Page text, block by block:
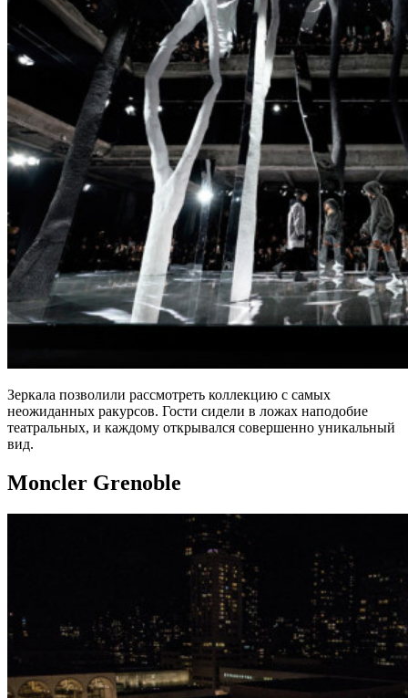
Зеркала позволили рассмотреть коллекцию с самых
неожиданных ракурсов. Гости сидели в ложах наподобие
театральных, и каждому открывался совершенно уникальный
вид.
Moncler Grenoble